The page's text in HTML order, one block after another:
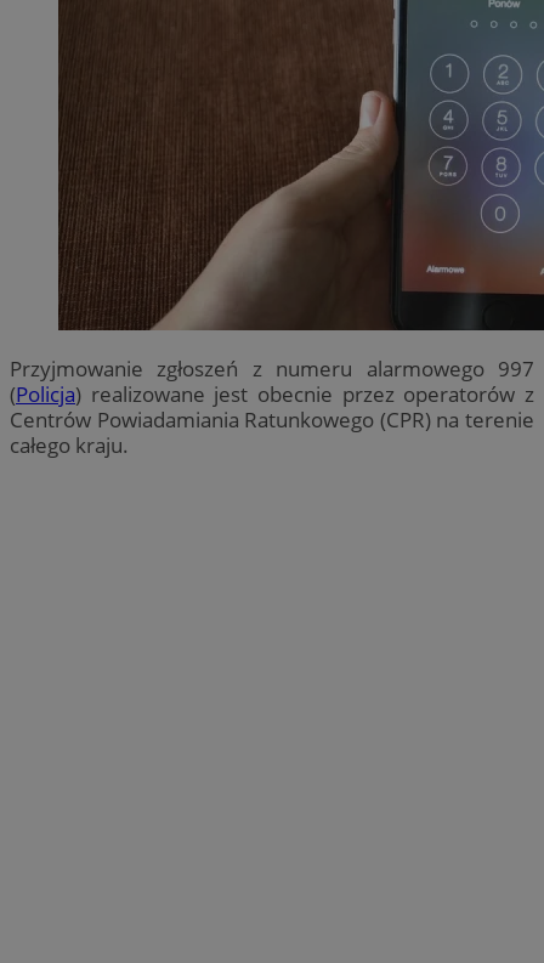
Przyjmowanie zgłoszeń z numeru alarmowego 997
(Policja) realizowane jest obecnie przez operatorów z
Centrów Powiadamiania Ratunkowego (CPR) na terenie
całego kraju.